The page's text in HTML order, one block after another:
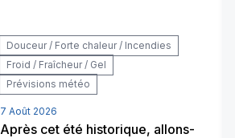
Douceur / Forte chaleur / Incendies
Froid / Fraîcheur / Gel
Prévisions météo
7 Août 2026
Après cet été historique, allons-